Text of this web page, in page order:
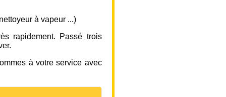
à vapeur ...)
rapidement. Passé trois
à votre service avec